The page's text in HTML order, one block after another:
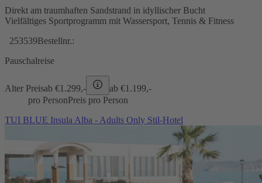
Direkt am traumhaften Sandstrand in idyllischer Bucht
Vielfältiges Sportprogramm mit Wassersport, Tennis & Fitness
253539Bestellnr.:
Pauschalreise
Alter Preisab €1.299,- ab €1.199,-
pro PersonPreis pro Person
TUI BLUE Insula Alba - Adults Only Stil-Hotel